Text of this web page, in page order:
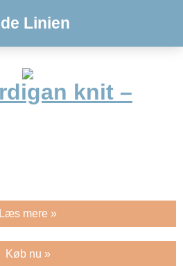
Linien
knit –
Læs mere »
Køb nu »